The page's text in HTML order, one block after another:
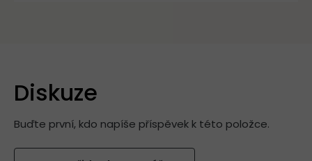
Diskuze
Buďte první, kdo napíše příspěvek k této položce.